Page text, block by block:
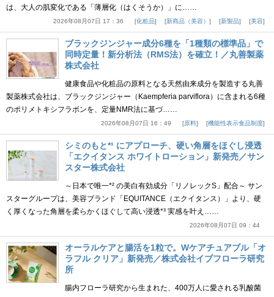
は、大人の肌変化である「薄層化（はくそうか）」に……
2026年08月07日 17：36 化粧品 新商品（美容） 新製品 美容
ブラックジンジャー成分6種を「1種類の標準品」で
同時定量！新分析法（RMS法）を確立！／丸善製薬
株式会社
健康食品や化粧品の原料となる天然由来成分を製造する丸善
製薬株式会社は、ブラックジンジャー（Kaempferia parviflora）に含まれる6種
のポリメトキシフラボンを、定量NMR法に基づ……
2026年08月07日 16：49 原料 機能性表示食品制度
シミのもと*¹ にアプローチ、硬い角層をほぐし浸透
「エクイタンス ホワイトローション」新発売／サン
スター株式会社
～日本で唯一*² の美白有効成分「リノレックS」配合～ サン
スターグループは、美容ブランド「EQUITANCE（エクイタンス）」より、硬
く厚くなった角層を柔らかくほぐして高い浸透*³ 実感を叶え……
2026年08月07日 09：44
オーラルケアと腸活を1粒で。Wケアチュアブル「オ
ラフル クリア」新発売／株式会社イブフローラ研究
所
腸内フローラ研究から生まれた、400万人に愛される乳酸菌